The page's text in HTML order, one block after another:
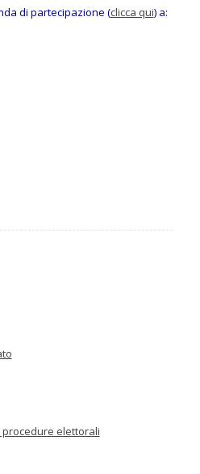
di partecipazione (clicca qui) a:
elettorali